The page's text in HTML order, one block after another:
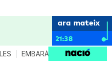
ara mateix
21:38
EMBARÀS CRIANÇA